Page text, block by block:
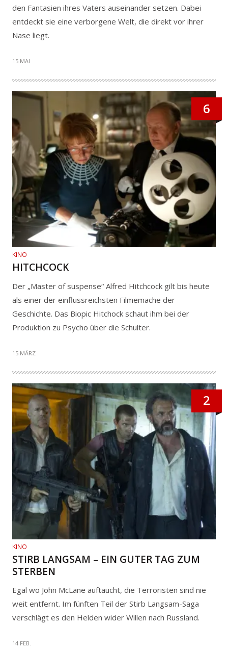
den Fantasien ihres Vaters auseinander setzen. Dabei
entdeckt sie eine verborgene Welt, die direkt vor ihrer
Nase liegt.
15 MAI
6
KINO
HITCHCOCK
Der „Master of suspense“ Alfred Hitchcock gilt bis heute
als einer der einflussreichsten Filmemache der
Geschichte. Das Biopic Hitchock schaut ihm bei der
Produktion zu Psycho über die Schulter.
15 MÄRZ
2
KINO
STIRB LANGSAM – EIN GUTER TAG ZUM
STERBEN
Egal wo John McLane auftaucht, die Terroristen sind nie
weit entfernt. Im fünften Teil der Stirb Langsam-Saga
verschlägt es den Helden wider Willen nach Russland.
14 FEB.